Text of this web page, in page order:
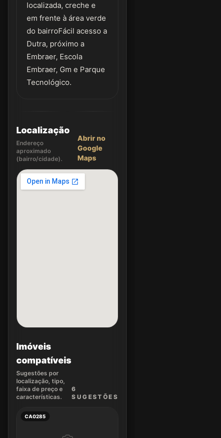
localizada, creche e
em frente à área verde
do bairroFácil acesso a
Dutra, próximo a
Embraer, Escola
Embraer, Gm e Parque
Tecnológico.
Localização
Endereço
aproximado
(bairro/cidade).
Abrir no
Google
Maps
Imóveis
compatíveis
Sugestões por
localização, tipo,
faixa de preço e
características.
6
SUGEST ÕES
CA0285